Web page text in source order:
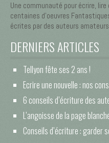
Une communauté pour écrire,
centaines d’oeuvres
écrites par des auteurs
DERNIERS ARTICLES
Tellyon fête ses 2 ans !
Ecrire une nouvelle : nos
6 conseils d’écriture des
L’angoisse de la page
Conseils d’écriture : garder